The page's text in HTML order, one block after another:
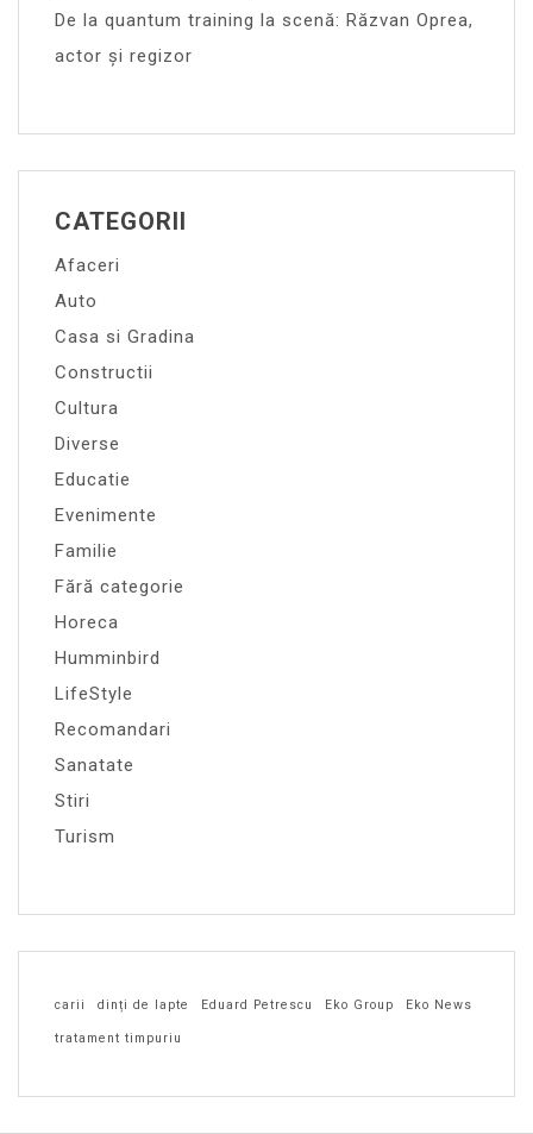
De la quantum training la scenă: Răzvan Oprea,
actor și regizor
CATEGORII
Afaceri
Auto
Casa si Gradina
Constructii
Cultura
Diverse
Educatie
Evenimente
Familie
Fără categorie
Horeca
Humminbird
LifeStyle
Recomandari
Sanatate
Stiri
Turism
carii dinți de lapte Eduard Petrescu Eko Group Eko News
tratament timpuriu